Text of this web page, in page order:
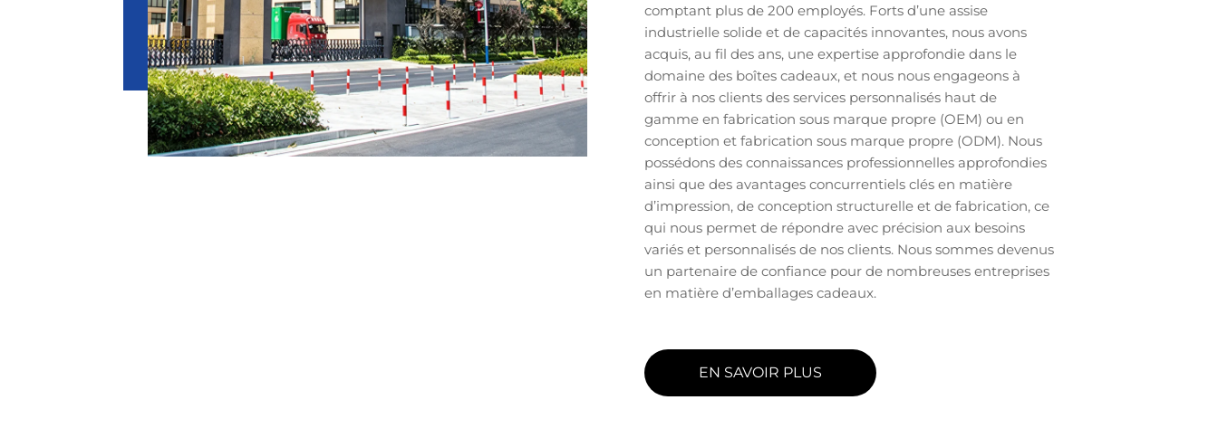
comptant plus de 200 employés. Forts d’une assise
industrielle solide et de capacités innovantes, nous avons
acquis, au fil des ans, une expertise approfondie dans le
domaine des boîtes cadeaux, et nous nous engageons à
offrir à nos clients des services personnalisés haut de
gamme en fabrication sous marque propre (OEM) ou en
conception et fabrication sous marque propre (ODM). Nous
possédons des connaissances professionnelles approfondies
ainsi que des avantages concurrentiels clés en matière
d’impression, de conception structurelle et de fabrication, ce
qui nous permet de répondre avec précision aux besoins
variés et personnalisés de nos clients. Nous sommes devenus
un partenaire de confiance pour de nombreuses entreprises
en matière d’emballages cadeaux.
EN SAVOIR PLUS